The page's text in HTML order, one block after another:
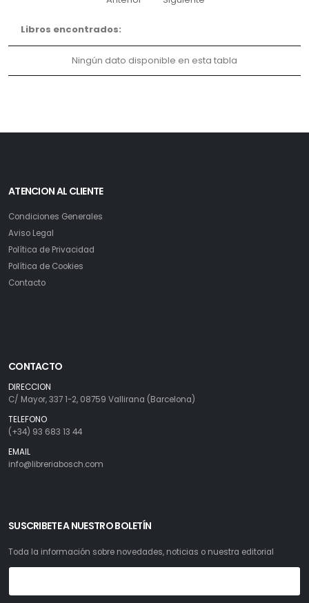
Libros encontrados:
Ningún dato disponible en esta tabla
ATENCION AL CLIENTE
Condiciones Generales
Aviso Legal
Política de Privacidad
Política de Cookies
Contacto
CONTACTO
DIRECCION
C/ Mayor, 337 1-2, 08759 Vallirana (Barcelona)
TELEFONO
(+34) 93 683 13 44
EMAIL
info@libreriabosch.com
SUSCRIBETE A NUESTRO BOLETÍN
Toda la información sobre novedades, noticias o nuestra editorial